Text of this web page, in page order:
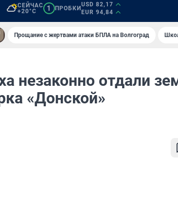
СЕЙЧАС
+20°C
1 ПРОБКИ
USD 82,17
EUR 94,84
Прощание с жертвами атаки БПЛА на Волгоград
незаконно отдали
«Донской»